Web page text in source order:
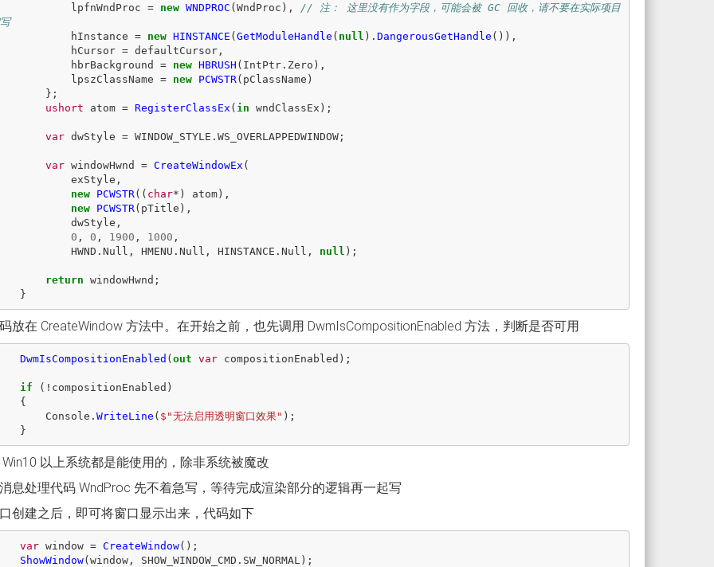
lpfnWndProc = new WNDPROC (WndProc ),
// 注： 这里没有作为字段，可能会被 GC 回收，请不要在实际项目
hInstance = new HINSTANCE (GetModuleHandle ( null ). DangerousGetHandle ()),
hCursor = defaultCursor ,
hbrBackground
= new HBRUSH ( IntPtr . Zero ),
lpszClassName = new PCWSTR( pClassName )
};
ushort
atom = RegisterClassEx ( in wndClassEx );
var dwStyle = WINDOW_STYLE . WS_OVERLAPPEDWINDOW ;
var windowHwnd = CreateWindowEx (
exStyle ,
new PCWSTR(( char*) atom),
new PCWSTR( pTitle ),
dwStyle ,
0 , 0 , 1900 , 1000 ,
HWND . Null , HMENU . Null , HINSTANCE . Null , null );
return windowHwnd ;
}
放在 CreateWindow 方法中。在开始之前，也先调用 DwmIsCompositionEnabled 方法，判断是否可用
DwmIsCompositionEnabled (out var compositionEnabled );
if (! compositionEnabled )
{
Console . WriteLine ( $"无法启用透明窗口效果" );
}
以上系统都是能使用的，除非系统被魔改
息处理代码 WndProc 先不着急写，等待完成渲染部分的逻辑再一起写
创建之后，即可将窗口显示出来，代码如下
var window = CreateWindow();
ShowWindow(window , SHOW_WINDOW_CMD . SW_NORMAL );